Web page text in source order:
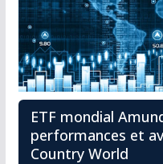
ETF mondial
performances et
Country World